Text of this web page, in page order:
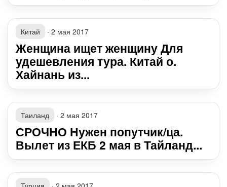
Китай · 2 мая 2017
Женщина ищет женщину Для
удешевления тура. Китай о.
Хайнань из...
Таиланд · 2 мая 2017
СРОЧНО Нужен попутчик/ца.
Вылет из ЕКБ 2 мая в Тайланд...